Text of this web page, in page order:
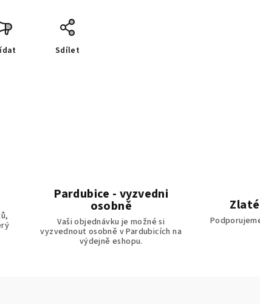
Sdílet
Pardubice - vyzvedni
osobně
Vaši objednávku je možné si
vyzvednout osobně v Pardubicích na
výdejně eshopu.